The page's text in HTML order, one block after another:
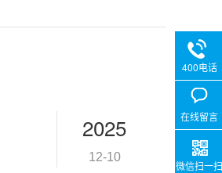
2025
12-10
400电话
在线留言
微信扫一扫